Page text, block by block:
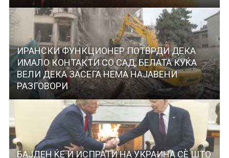
ИРАНСКИ ФУНКЦИОНЕР ПОТВРДИ ДЕКА
ИМАЛО КОНТАКТИ СО САД, БЕЛАТА КУЌА
ВЕЛИ ДЕКА ЗАСЕГА НЕМА НАЈАВЕНИ
РАЗГОВОРИ
БАЈДЕН ЌЕ Ѝ ИСПРАТИ НА УКРАИНА СÈ ШТО